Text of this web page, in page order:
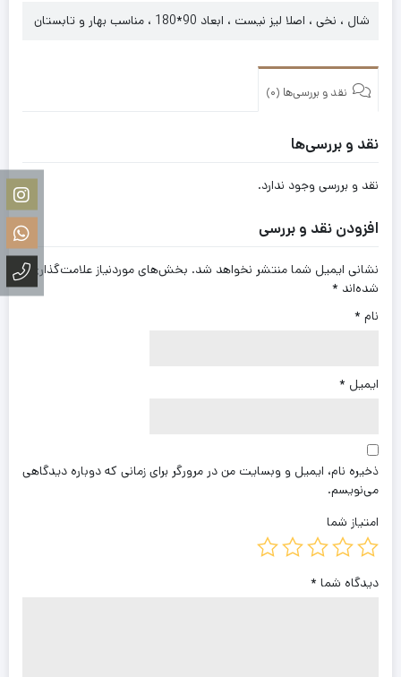
شال ، نخی ، اصلا لیز نیست ، ابعاد 90*180 ، مناسب بهار و تابستان
نقد و بررسی‌ها (0)
نقد و بررسی‌ها
نقد و بررسی وجود ندارد.
افزودن نقد و بررسی
نشانی ایمیل شما منتشر نخواهد شد. بخش‌های موردنیاز علامت‌گذاری
شده‌اند *
نام *
ایمیل *
ذخیره نام، ایمیل و وبسایت من در مرورگر برای زمانی که دوباره دیدگاهی
می‌نویسم.
امتیاز شما
دیدگاه شما *